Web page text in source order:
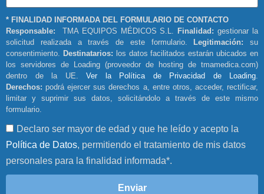
* FINALIDAD INFORMADA DEL FORMULARIO DE CONTACTO
Responsable:
TMA EQUIPOS MÉDICOS S.L.Finalidad: gestionar la
solicitud realizada a través de este formulario.Legitimación: su
consentimiento. Destinatarios: los datos facilitados estarán ubicados en
los servidores de Loading (proveedor de hosting de tmamedica.com)
dentro de la UE. Ver la Política de Privacidad de Loading
Derechos:podrá ejercer sus derechos a, entre otros, acceder, rectificar,
limitar y suprimir sus datos, solicitándolo a través de este mismo
formulario.
Declaro ser mayor de edad y que he leído y acepto la
Política de Datos, permitiendo el tratamiento de mis datos
personales para la finalidad informada*.
Enviar